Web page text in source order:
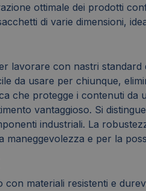
ottimale dei prodotti
di varie dimensioni,
lavorare con nastri
da usare per chiunque,
che protegge i contenuti da
vantaggioso. Si
industriali. La
e per la
con materiali resistenti e